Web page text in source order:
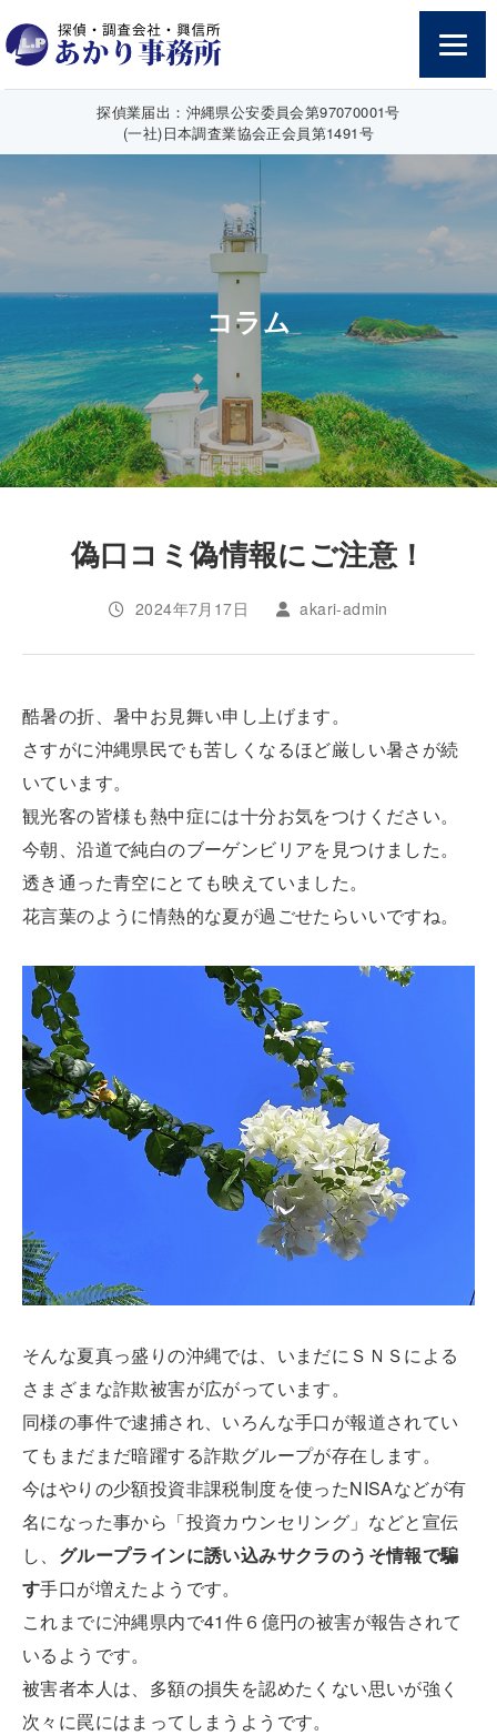
探偵業届出：沖縄県公安委員会第97070001号
(一社)日本調査業協会正会員第1491号
コラム
偽口コミ偽情報にご注意！
2024年7月17日 akari-admin
酷暑の折、暑中お見舞い申し上げます。
さすがに沖縄県民でも苦しくなるほど厳しい暑さが続
いています。
観光客の皆様も熱中症には十分お気をつけください。
今朝、沿道で純白のブーゲンビリアを見つけました。
透き通った青空にとても映えていました。
花言葉のように情熱的な夏が過ごせたらいいですね。
そんな夏真っ盛りの沖縄では、いまだにＳＮＳによる
さまざまな詐欺被害が広がっています。
同様の事件で逮捕され、いろんな手口が報道されてい
てもまだまだ暗躍する詐欺グループが存在します。
今はやりの少額投資非課税制度を使ったNISAなどが有
名になった事から「投資カウンセリング」などと宣伝
し、 グループラインに誘い込みサクラのうそ情報で騙
す手口が増えたようです。
これまでに沖縄県内で41件６億円の被害が報告されて
いるようです。
被害者本人は、多額の損失を認めたくない思いが強く
次々に罠にはまってしまうようです。